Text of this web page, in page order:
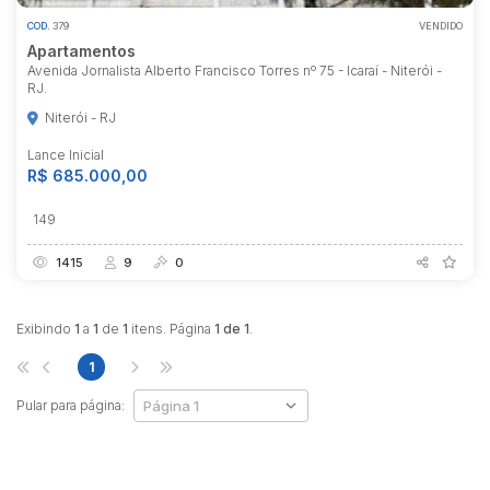
Habilite-se para efetuar lances ou
propostas
COD. 379 VENDIDO
Apartamentos
Avenida Jornalista Alberto Francisco Torres nº 75 - Icaraí - Niterói -
RJ.
Niterói - RJ
Lance Inicial
R$ 685.000,00
149
1415 9 0
Exibindo 1 a 1 de 1 itens. Página 1 de 1.
Pular para página:
1